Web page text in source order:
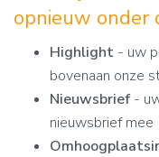
opnieuw onder
Highlight - uw
bovenaan onze
Nieuwsbrief -
nieuwsbrief mee